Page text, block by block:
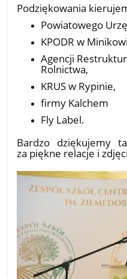
Podziękowania
Powiatowego
KPODR w
Agencji
Rolnictwa,
KRUS w Rypinie,
firmy Kalchem
Fly Label.
Bardzo dziękujemy
za piękne relacje i